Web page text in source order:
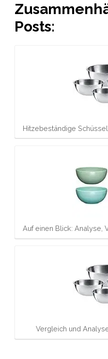
Posts:
Hitzebeständige
Auf einen Blick: Analyse,
Vergleich und